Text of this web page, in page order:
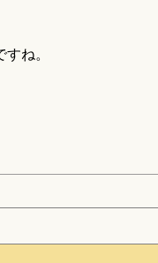
ね。